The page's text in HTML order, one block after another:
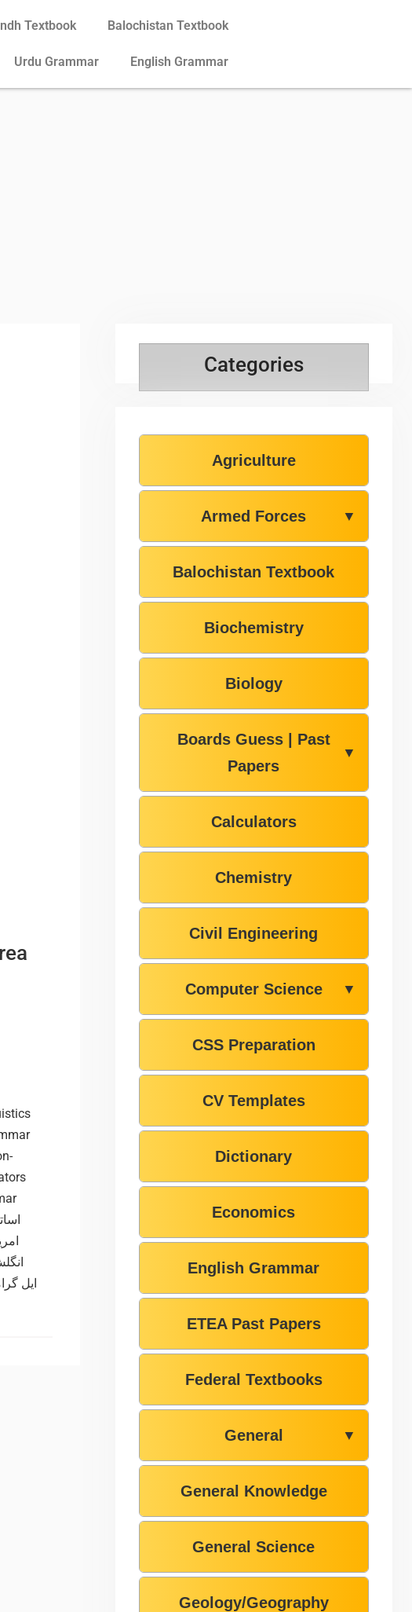
Textbook Balochistan Textbook
Urdu Grammar English Grammar
ایل
Categories
Agriculture
Armed Forces ▼
Balochistan Textbook
Biochemistry
Biology
Boards Guess | Past
Papers
▼
Calculators
Chemistry
Civil Engineering
Computer Science ▼
CSS Preparation
CV Templates
Dictionary
Economics
English Grammar
ETEA Past Papers
Federal Textbooks
General ▼
General Knowledge
General Science
Geology/Geography